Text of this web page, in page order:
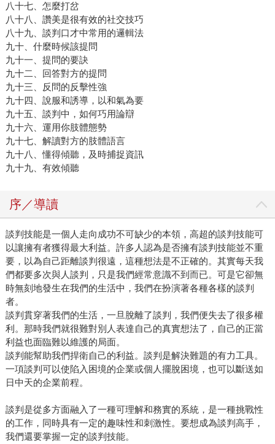
八十七、怎麼打岔
八十八、讚美是很有效的社交技巧
八十九、談判口才中常用的邏輯法
九十、什麼時候該提問
九十一、提問的要訣
九十二、回答對方的提問
九十三、反問的反擊性強
九十四、說服和誘導，以和氣為要
九十五、談判中，如何巧用論辯
九十六、運用你肢體態勢
九十七、解讀對方的肢體語言
九十八、懂得傾聽，及時捕捉資訊
九十九、有效傾聽
序／導讀
談判技能是一個人走向成功不可缺少的本領，高超的談判技能可
以讓擁有者獲得最大利益。許多人認為是否擁有談判技能並不重
要，以為自己距離談判很遠，這種想法是不正確的。其實每天我
們都要多次與人談判，只是我們經常意識不到而已。可是它卻無
時無刻地發生在我們的生活中，我們在扮演著各種各樣的談判
者。
談判貫穿著我們的生活，一旦脫離了談判，我們便失去了很多權
利。那時我們就很難對別人表達自己的真實想法了，自己的正當
利益也面臨難以維護的局面。
談判能幫助我們捍衛自己的利益。談判是解決難題的有力工具。
一項談判可以使陷入困境的企業或個人擺脫困境，也可以斷送如
日中天的企業前程。
談判是從多方面融入了一種可理解和務實的系統，是一種挑戰性
的工作，同時具有一定的趣味性和刺激性。要想成為談判高手，
我們還要掌握一定的談判技能。